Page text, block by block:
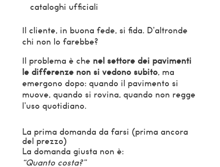
cataloghi ufficiali
Il cliente, in buona fede, si fida. D’altronde
chi non lo farebbe?
Il problema è che nel settore dei pavimenti
le differenze non si vedono subito, ma
emergono dopo: quando il pavimento si
muove, quando si rovina, quando non regge
l’uso quotidiano.
La prima domanda da farsi (prima ancora
del prezzo)
La domanda giusta non è:
“Quanto costa?”